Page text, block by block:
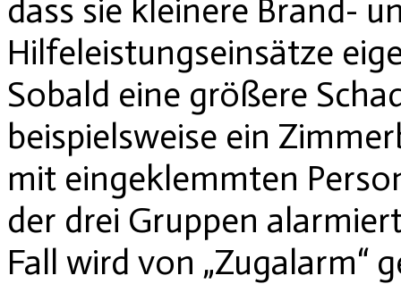
dass sie kleinere Brand-
Hilfeleistungseinsätze
Sobald eine größere
beispielsweise ein
mit eingeklemmten
der drei Gruppen
Fall wird von „Zugalarm“